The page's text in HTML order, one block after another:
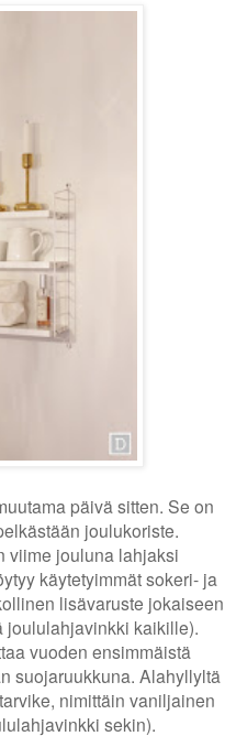
päivä sitten. Se on
joulukoriste.
viime jouluna lahjaksi
käytetyimmät sokeri- ja
lisävaruste jokaiseen
joululahjavinkki kaikille).
vuoden ensimmäistä
suojaruukkuna. Alahyllyltä
nimittäin vaniljainen
sekin).